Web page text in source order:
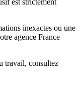
est strictement
inexactes ou une
agence France
travail, consultez